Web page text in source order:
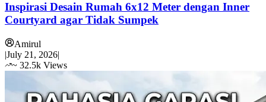
Inspirasi Desain Rumah 6x12 Meter dengan Inner
Courtyard agar Tidak Sumpek
Amirul
|July 21, 2026|
~ 32.5k Views